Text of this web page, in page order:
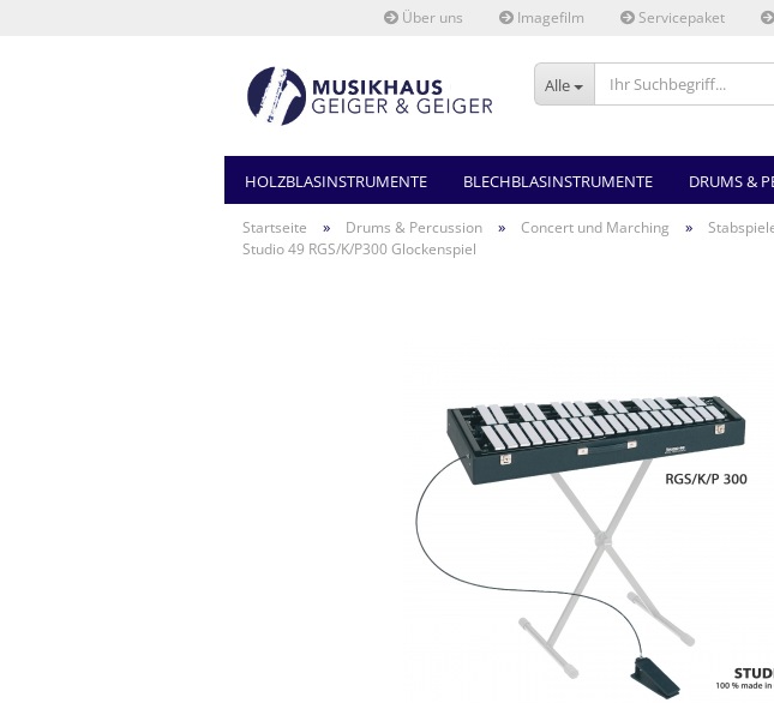
Über uns Imagefilm Servicepaket
Alle
HOLZBLASINSTRUMENTE BLECHBLASINSTRUMENTE DRUMS &
Startseite » Drums & Percussion » Concert und Marching »
Studio 49 RGS/K/P300 Glockenspiel